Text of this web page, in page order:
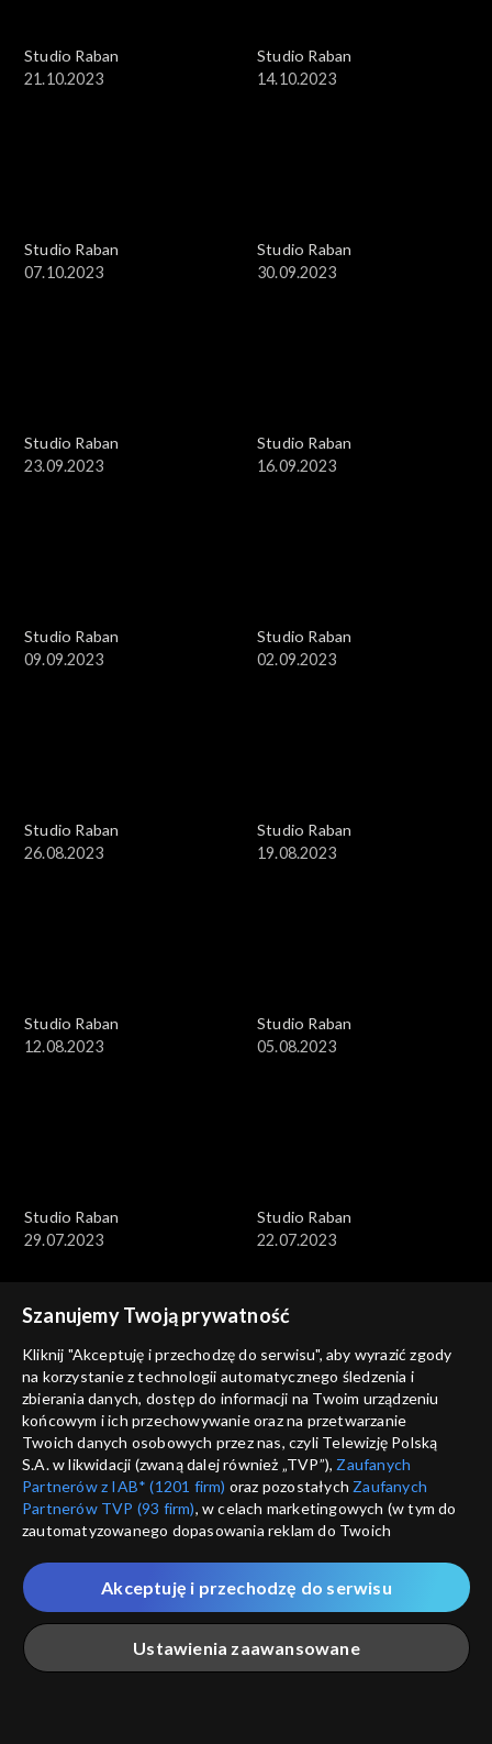
Studio Raban
21.10.2023
Studio Raban
14.10.2023
Studio Raban
07.10.2023
Studio Raban
30.09.2023
Studio Raban
23.09.2023
Studio Raban
16.09.2023
Studio Raban
09.09.2023
Studio Raban
02.09.2023
Studio Raban
26.08.2023
Studio Raban
19.08.2023
Studio Raban
12.08.2023
Studio Raban
05.08.2023
Studio Raban
29.07.2023
Studio Raban
22.07.2023
Studio Raban
15.07.2023
Studio Raban
08.07.2023
Studio Raban
01.07.2023
Studio Raban
24.06.2023
Szanujemy Twoją prywatność
Kliknij "Akceptuję i przechodzę do serwisu", aby wyrazić zgody
na korzystanie z technologii automatycznego śledzenia i
zbierania danych, dostęp do informacji na Twoim urządzeniu
końcowym i ich przechowywanie oraz na przetwarzanie
Twoich danych osobowych przez nas, czyli Telewizję Polską
S.A. w likwidacji (zwaną dalej również „TVP”), Zaufanych
Partnerów z IAB* (1201 firm) oraz pozostałych Zaufanych
Partnerów TVP (93 firm), w celach marketingowych (w tym do
zautomatyzowanego dopasowania reklam do Twoich
które wskazujemy poniżej, a także zgody na udostępnianie
przez nas identyfikatora PPID do Google.
Twoje dane osobowe zbierane podczas odwiedzania przez
Ciebie naszych
poszczególnych serwisówzwanych dalej
„Portalem”, w tym informacje zapisywane za pomocą
Ustawienia zaawansowane
Akceptuję i przechodzę do serwisu